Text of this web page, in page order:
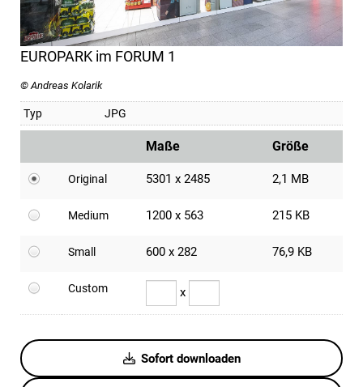
EUROPARK im FORUM 1
© Andreas Kolarik
Typ JPG
Maße Größe
Original 5301 x 2485 2,1 MB
Medium 1200 x 563 215 KB
Small 600 x 282 76,9 KB
Custom x
Sofort downloaden